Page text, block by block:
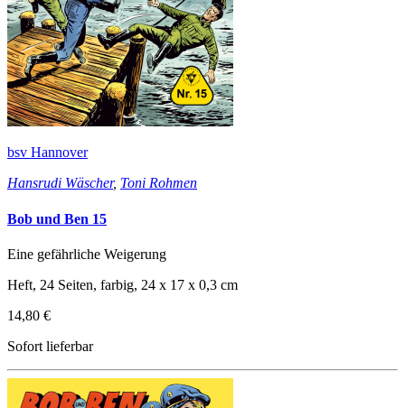
bsv Hannover
Hansrudi Wäscher, Toni Rohmen
Bob und Ben 15
Eine gefährliche Weigerung
Heft, 24 Seiten, farbig, 24 x 17 x 0,3 cm
14,80 €
Sofort lieferbar